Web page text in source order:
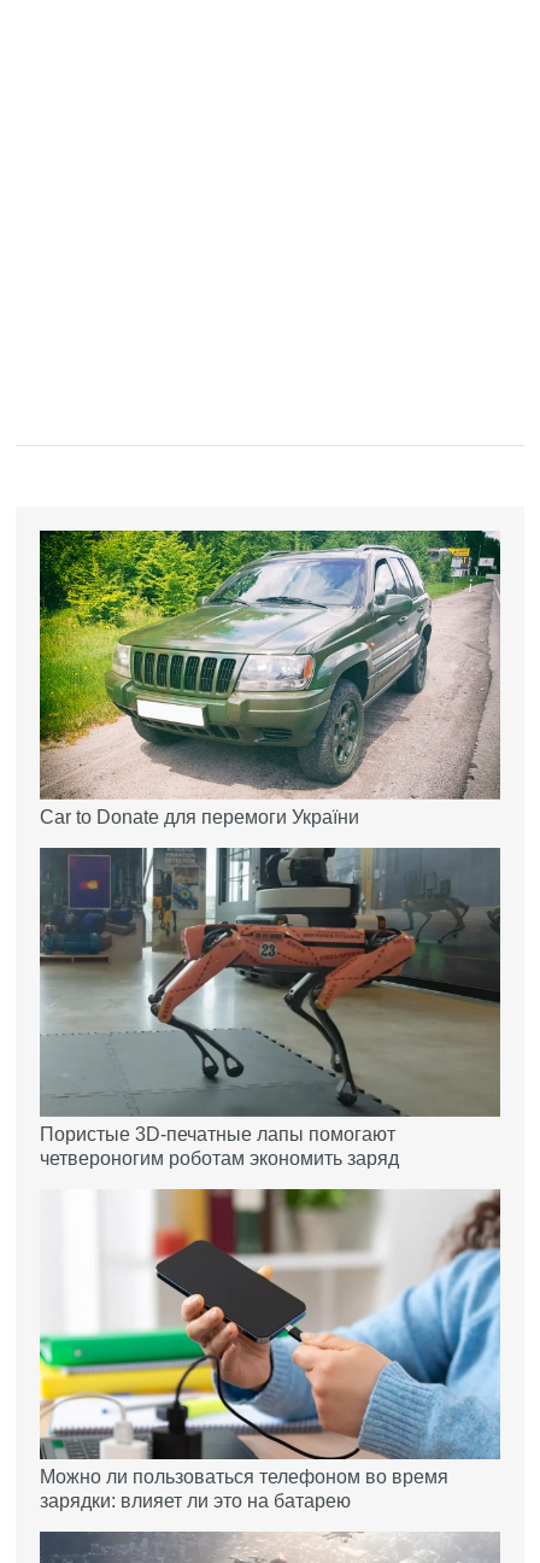
Car to Donate для перемоги України
Пористые 3D-печатные лапы помогают
четвероногим роботам экономить заряд
Можно ли пользоваться телефоном во время
зарядки: влияет ли это на батарею